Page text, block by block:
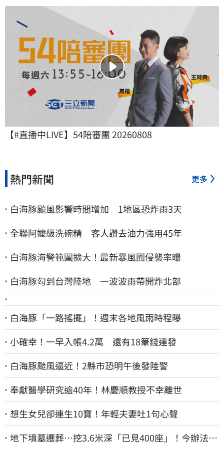
【#直播中LIVE】54陪審團 20260808
熱門新聞 更多
白海豚颱風影響時間增加 1地區恐炸雨3天
全聯阿嬤級洗碗精 客人讚去油力強用45年
白海豚海警範圍擴大！最新暴風圈侵襲率曝
白海豚勾到台灣陸地 一波波雨帶開炸北部
白海豚「一路搖擺」！週末各地風雨時程曝
小確幸！一早入帳4.2萬 還有18筆錢連發
白海豚颱風逼近！2縣市恐明午後發陸警
奉獻醫學研究逾40年！林慶順教授不幸離世
想生女兒卻連生10寶！年輕夫妻吐1句心聲
地下墳墓遷葬…挖3.6米深「已見400座」！今辦法會